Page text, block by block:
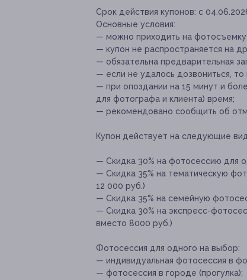
Срок действия купонов: с
Основные условия:
— можно приходить на
— купон не распространяется на
— обязательна предварительная
— если не удалось дозвониться,
— при опоздании на 15 минут и
для фотографа и клиента) время;
— рекомендовано сообщить об
Купон действует на следующие
— Скидка 30% на фотосессию для
— Скидка 35% на тематическую
12 000 руб.)
— Скидка 35% на семейную
— Скидка 30% на экспресс-
вместо 8000 руб.)
Фотосессия для одного на выбор:
— индивидуальная фотосессия в
— фотосессия в городе (прогулка);